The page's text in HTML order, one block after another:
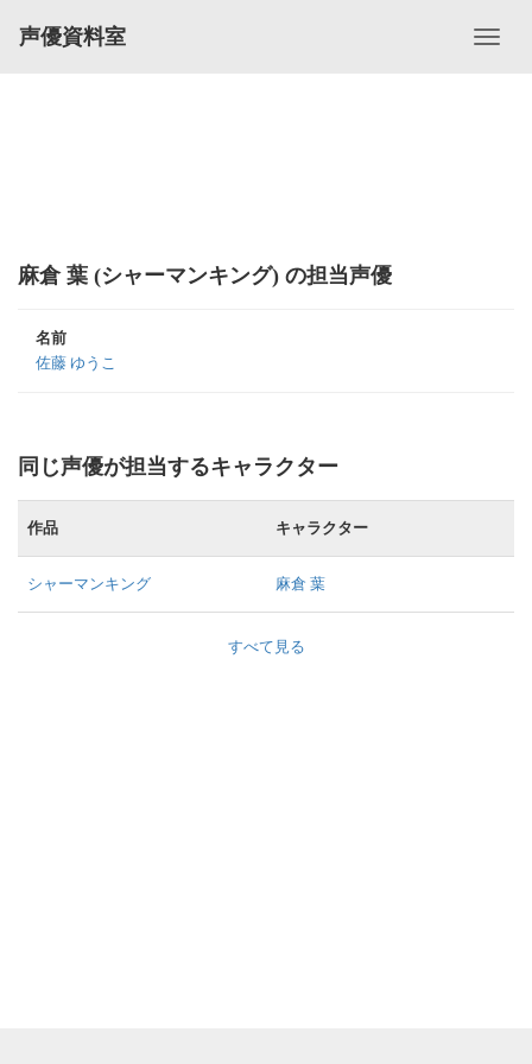
声優資料室
麻倉 葉 (シャーマンキング) の担当声優
名前
佐藤 ゆうこ
同じ声優が担当するキャラクター
作品 キャラクター
シャーマンキング 麻倉 葉
すべて見る